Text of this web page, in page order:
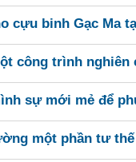
cựu binh Gạc Ma
công trình nghiên
sự mới mẻ để
một phần tư